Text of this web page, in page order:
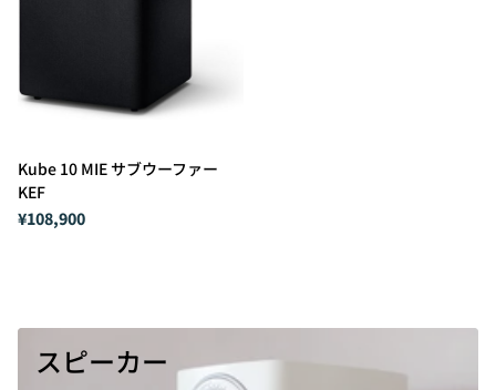
Kube 10 MIE サブウーファー
KEF
¥108,900
スピーカー